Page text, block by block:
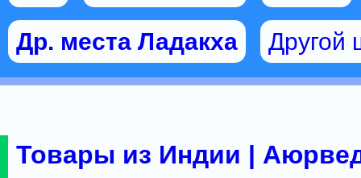
Др. места Ладакха Другой
Товары из Индии |